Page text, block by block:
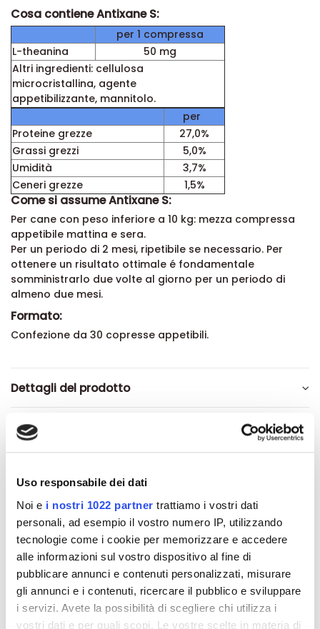
Uso responsabile dei dati
Noi e i nostri 1022 partner trattiamo i vostri dati
personali, ad esempio il vostro numero IP, utilizzando
tecnologie come i cookie per memorizzare e accedere
alle informazioni sul vostro dispositivo al fine di
pubblicare annunci e contenuti personalizzati, misurare
gli annunci e i contenuti, ricercare il pubblico e sviluppare
i servizi. Avete la possibilità di scegliere chi utilizza i
vostri dati e per quali scopi. Le vostre scelte in materia di
Cosa contiene Antixane S:
per 1 compressa
L-theanina
50 mg
Altri ingredienti: cellulosa
microcristallina, agente
appetibilizzante, mannitolo.
per
Proteine grezze
27,0%
Grassi grezzi
5,0%
Umidità
3,7%
Ceneri grezze
1,5%
Come si assume Antixane S:
Per cane con peso inferiore a 10 kg: mezza compressa
appetibile mattina e sera.
Per un periodo di 2 mesi, ripetibile se necessario. Per
ottenere un risultato ottimale é fondamentale
somministrarlo due volte al giorno per un periodo di
almeno due mesi.
Formato:
Confezione da 30 copresse appetibili.
Dettagli del prodotto
Recensioni
Altri prodotti che potrebbero
interessarti
-42% -42%